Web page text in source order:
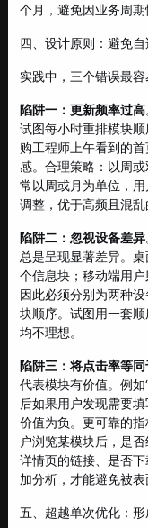
个月，避免因业务周期
四、设计原则：避免
实践中，三个错误最容
陷阱一：更新频率过高
试图每小时重排模块
购工程师上午看到的
感。合理策略：以周
常以周或月为单位，
调整，优于高频且混乱
陷阱二：忽视设备差异
总是呈现显著差异。
个信息块；移动端用户
因此必须分别为两种
块顺序。试图用一套
均不理想。
陷阱三：将点击率等
代表模块有价值。例
后如果用户发现需要
价值为负。更可靠的
户浏览某模块后，是
详情页的链接、是否
加分析，才能避免被表
五、超越单次优化：